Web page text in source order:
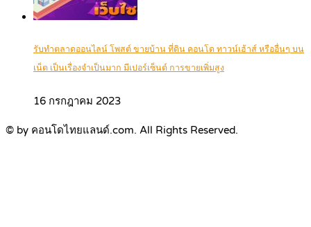
รับทำตลาดออนไลน์ โพสต์ ขายบ้าน ที่ดิน คอนโด ทาวน์เฮ้าส์ หรืออื่นๆ บน
เน็ต เป็นเรื่องจำเป็นมาก มีเปอร์เซ็นต์ การขายเพิ่มสูง
16 กรกฎาคม 2023
© by คอนโดไทยแลนด์.com. All Rights Reserved.